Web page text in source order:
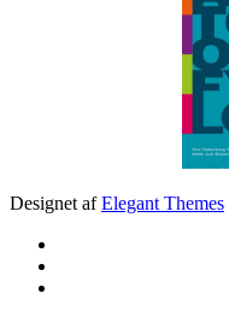
Designet afElegant Themes